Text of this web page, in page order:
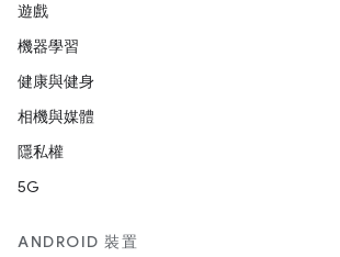
遊戲
機器學習
健康與健身
相機與媒體
隱私權
5G
ANDROID 裝置